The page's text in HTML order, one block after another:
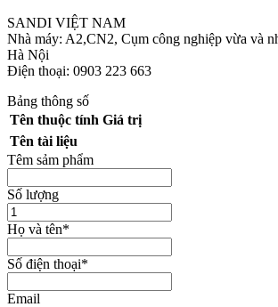
SANDI VIỆT NAM
Nhà máy: A2,CN2, Cụm công nghiệp vừa và
Hà Nội
Điện thoại: 0903 223 663
Bảng thông số
Tên thuộc tính Giá trị
Tên tài liệu
Têm sảm phẩm
Số lượng
Họ và tên*
Số điện thoại*
Email